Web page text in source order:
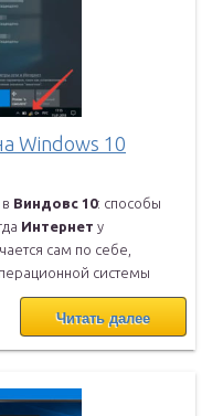
Windows 10
в Виндовс 10: способы
Интернет у
сам по себе,
системы
Читать далее